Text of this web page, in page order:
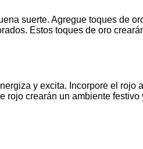
suerte. Agregue toques de
Estos toques de oro
y excita. Incorpore el rojo
rojo crearán un ambiente festivo